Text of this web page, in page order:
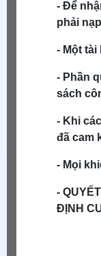
-Để
phải
- Một tài
- Phần
sách
- Khi
đã cam
- Mọi
-
ĐỊNH